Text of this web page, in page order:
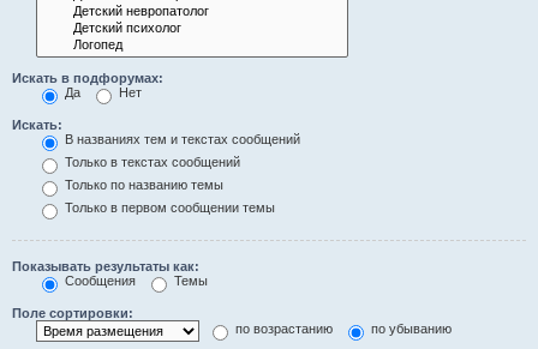
Искать в подфорумах:
Да
Нет
Искать:
В названиях тем и текстах сообщений
Только в текстах сообщений
Только по названию темы
Только в первом сообщении темы
Показывать результаты как:
Сообщения
Темы
Поле сортировки:
по возрастанию
по убыванию